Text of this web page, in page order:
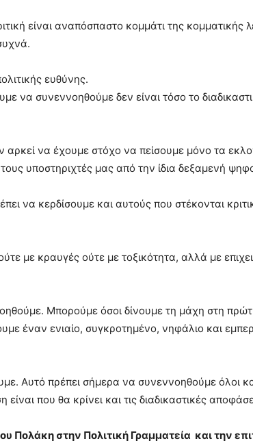
είναι αναπόσπαστο κομμάτι της κομματικής
ευθύνης.
να συνεννοηθούμε δεν είναι τόσο το
αρκεί να έχουμε στόχο να πείσουμε μόνο τα
υποστηριχτές μας από την ίδια δεξαμενή
να κερδίσουμε και αυτούς που στέκονται
με κραυγές ούτε με τοξικότητα, αλλά με
Μπορούμε όσοι δίνουμε τη μάχη στη
έναν ενιαίο, συγκροτημένο, νηφάλιο και
Αυτό πρέπει σήμερα να συνεννοηθούμε όλοι
που θα κρίνει και τις διαδικαστικές
Πολάκη στην Πολιτική Γραμματεία και την